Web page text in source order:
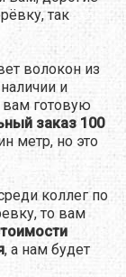
так
волокон из
и
вам готовую
заказ 100
метр, но это
коллег по
то вам
, а нам будет